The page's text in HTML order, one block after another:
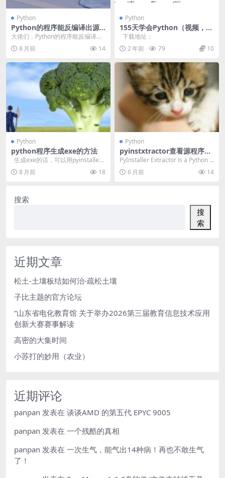
Python
Python的程序能反编译出源
码吗
大佬们，Python的程序能反编译出
源码吗？几年前写的了 答： U...
8 月前 14
Python
155天学会Python（视频，13
6G）
下载地址：
2 年前
79 10
Python
python程序生成exe的方法
生成exe的话，可以用pyinstaller
打包
8 月前 18
Python
pyinstxtractor查看源程序Py
thon版本的工具
PyInstaller Extractor is a Python s
cript...
6 月前 14
搜索
搜
索
近期文章
松土-土壤板结如何治-疏松土壤
子比主题的官方论坛
“山东省电化教育馆 关于举办2026第三届教育信息技术应用
创新大赛赛事解读
高密的大集时间
小苏打的妙用（农业）
近期评论
panpan 发表在 谈谈AMD 的第五代 EPYC 9005
panpan 发表在 一个残酷的真相
panpan 发表在 一次生气，能气出14种病！再也不敢生气
了！